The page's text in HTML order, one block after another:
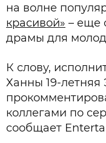
на волне
красивой» – еще
драмы для
К слову,
Ханны 19-
коллегами по
сообщает